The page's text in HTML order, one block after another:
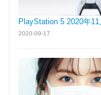
PlayStation 5 2020年
2020-09-17